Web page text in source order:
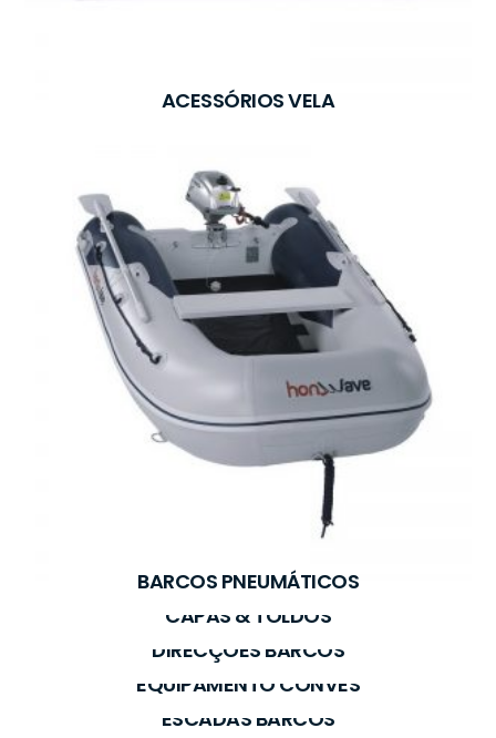
ACESSÓRIOS VELA
BARCOS PNEUMÁTICOS
CAPAS & TOLDOS
DIRECÇÕES BARCOS
EQUIPAMENTO CONVÉS
ESCADAS BARCOS